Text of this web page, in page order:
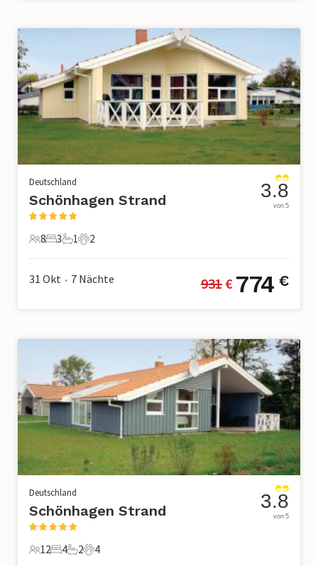
Deutschland
Schönhagen Strand
8 Gäste
8
3 Schlafzimmer
3
1 Badezimmer
1
2 Haustiere
2
3.8
von 5
31 Okt • 7 Nächte 931 € 774 €
Deutschland
Schönhagen Strand
12 Gäste
12
4 Schlafzimmer
4
2 Badezimmer
2
4 Haustiere
4
3.8
von 5